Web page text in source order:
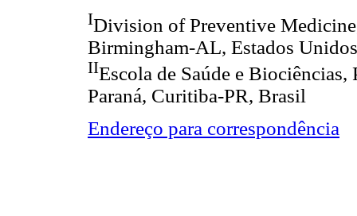
IDivision of Preventive
Birmingham-AL, Estados
IIEscola de Saúde e
Paraná, Curitiba-PR, Brasil
Endereço para correspondência